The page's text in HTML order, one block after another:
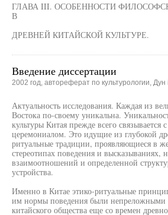
ГЛАВА III. ОСОБЕННОСТИ
В
ДРЕВНЕЙ КИТАЙСКОЙ КУЛЬТУРЕ.
Введение диссертации
2002 год, автореферат по культурологии,
Актуальность исследования. Каждая из
Востока по-своему уникальна.
культуры Китая прежде всего связывается
церемониалом. Это идущие из глубокой
ритуальные традиции, проявляющиеся в
стереотипах поведения и высказываниях,
взаимоотношений и определенной
устройства.
Именно в Китае этико-ритуальные
им нормы поведения были непреложными
китайского общества еще со времен